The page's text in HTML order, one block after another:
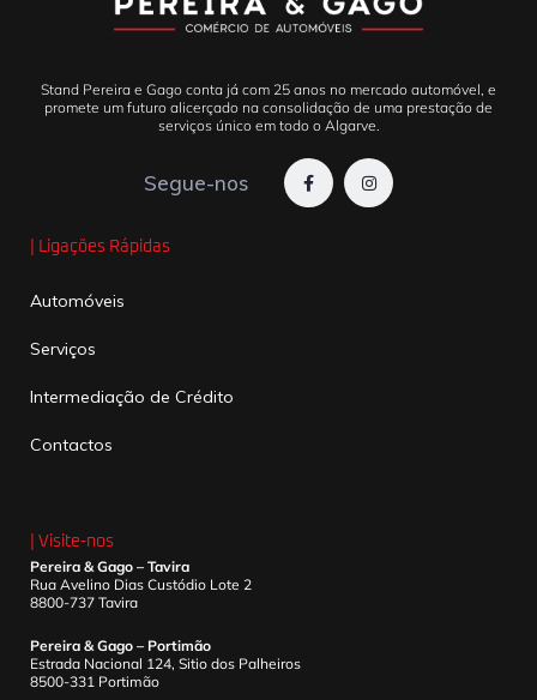
Stand Pereira e Gago conta já com 25 anos no mercado automóvel, e
promete um futuro alicerçado na consolidação de uma prestação de
serviços único em todo o Algarve.
Segue-nos
| Ligações Rápidas
Automóveis
Serviços
Intermediação de Crédito
Contactos
| Visite-nos
Pereira & Gago – Tavira
Rua Avelino Dias Custódio Lote 2
8800-737 Tavira
Pereira & Gago – Portimão
Estrada Nacional 124, Sitio dos Palheiros
8500-331 Portimão